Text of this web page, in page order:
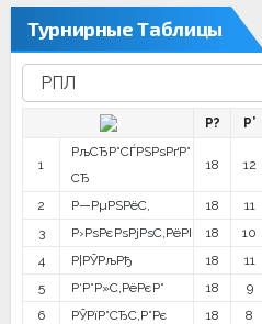
Турнирные Таблицы
Р? Р’
1
РљСЂР°СЃРЅРѕРґР°
СЂ
18 12
2 Р—РµРЅРёС‚ 18 11
3
Р›РѕРєРѕРјРѕС‚РёРІ 18 10
4
Р¦РЎРљРђ 18 11
5
Р‘Р°Р»С‚РёРєР° 18 9
6
РЎРїР°СЂС‚Р°Рє 18 8